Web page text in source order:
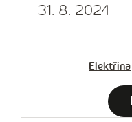
31. 8. 2024
Elektřina